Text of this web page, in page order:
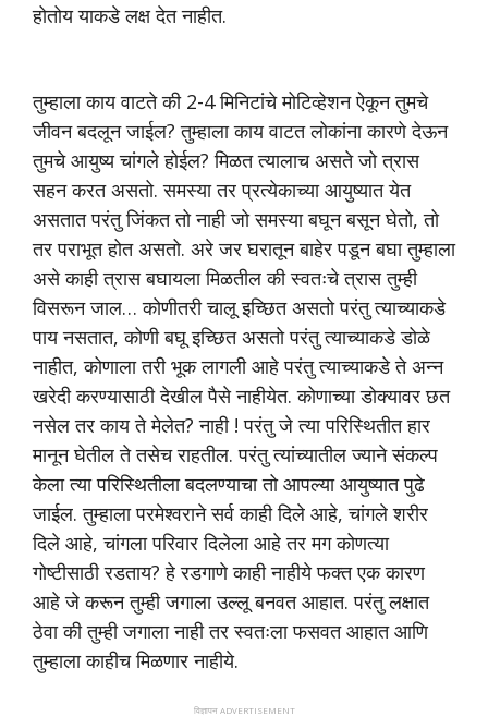
होतोय याकडे लक्ष देत नाहीत.
तुम्हाला काय वाटते की 2-4 मिनिटांचे मोटिव्हेशन ऐकून तुमचे
जीवन बदलून जाईल? तुम्हाला काय वाटत लोकांना कारणे देऊन
तुमचे आयुष्य चांगले होईल? मिळत त्यालाच असते जो त्रास
सहन करत असतो. समस्या तर प्रत्येकाच्या आयुष्यात येत
असतात परंतु जिंकत तो नाही जो समस्या बघून बसून घेतो, तो
तर पराभूत होत असतो. अरे जर घरातून बाहेर पडून बघा तुम्हाला
असे काही त्रास बघायला मिळतील की स्वतःचे त्रास तुम्ही
विसरून जाल… कोणीतरी चालू इच्छित असतो परंतु त्याच्याकडे
पाय नसतात, कोणी बघू इच्छित असतो परंतु त्याच्याकडे डोळे
नाहीत, कोणाला तरी भूक लागली आहे परंतु त्याच्याकडे ते अन्न
खरेदी करण्यासाठी देखील पैसे नाहीयेत. कोणाच्या डोक्यावर छत
नसेल तर काय ते मेलेत? नाही ! परंतु जे त्या परिस्थितीत हार
मानून घेतील ते तसेच राहतील. परंतु त्यांच्यातील ज्याने संकल्प
केला त्या परिस्थितीला बदलण्याचा तो आपल्या आयुष्यात पुढे
जाईल. तुम्हाला परमेश्वराने सर्व काही दिले आहे, चांगले शरीर
दिले आहे, चांगला परिवार दिलेला आहे तर मग कोणत्या
गोष्टीसाठी रडताय? हे रडगाणे काही नाहीये फक्त एक कारण
आहे जे करून तुम्ही जगाला उल्लू बनवत आहात. परंतु लक्षात
ठेवा की तुम्ही जगाला नाही तर स्वतःला फसवत आहात आणि
तुम्हाला काहीच मिळणार नाहीये.
विज्ञापन ADVERTISEMENT